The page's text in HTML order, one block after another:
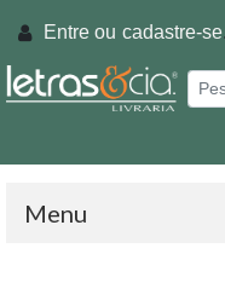
Entre ou cadastre-se.
Menu